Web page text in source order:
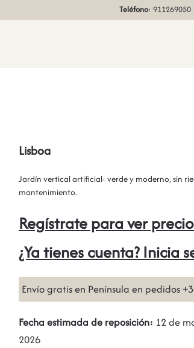
Teléfono: 911269050
Lisboa
Jardín vertical artificial: verde y moderno, sin
mantenimiento.
Regístrate para ver
¿Ya tienes cuenta? Inicia
Envío gratis en Península en pedidos
Fecha estimada de reposición: 12 de
2026